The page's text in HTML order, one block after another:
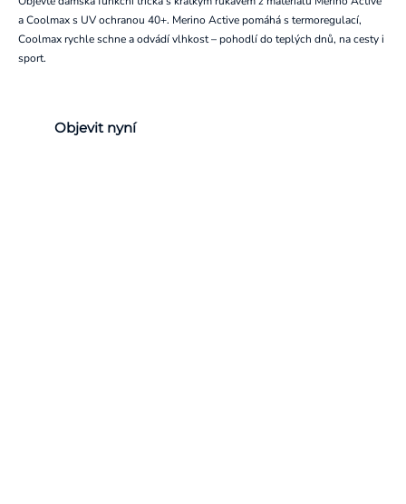
a Coolmax s UV ochranou 40+. Merino Active pomáhá s termoregulací,
Coolmax rychle schne a odvádí vlhkost – pohodlí do teplých dnů, na cesty i
sport.
Objevit nyní